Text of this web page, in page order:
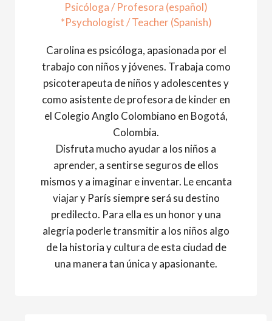
Psicóloga / Profesora (español)
*Psychologist / Teacher (Spanish)
Carolina es psicóloga, apasionada por el
trabajo con niños y jóvenes. Trabaja como
psicoterapeuta de niños y adolescentes y
como asistente de profesora de kinder en
el Colegio Anglo Colombiano en Bogotá,
Colombia.
Disfruta mucho ayudar a los niños a
aprender, a sentirse seguros de ellos
mismos y a imaginar e inventar. Le encanta
viajar y París siempre será su destino
predilecto. Para ella es un honor y una
alegría poderle transmitir a los niños algo
de la historia y cultura de esta ciudad de
una manera tan única y apasionante.